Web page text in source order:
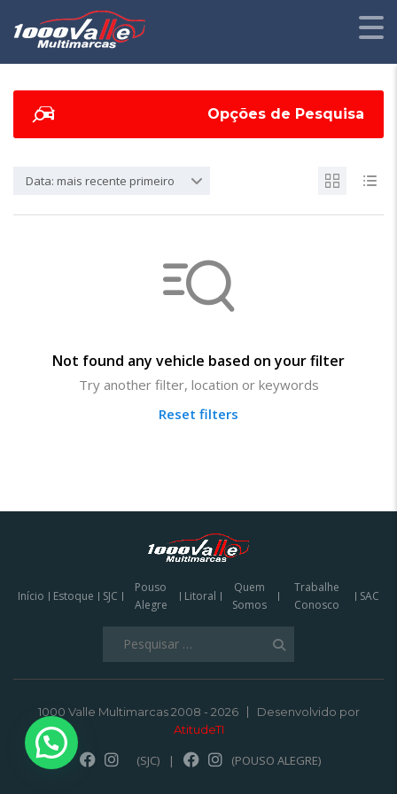
Opções de Pesquisa
Data: mais recente primeiro
Not found any vehicle based on your filter
Try another filter, location or keywords
Reset filters
Início Estoque SJC
Pouso
Alegre
Litoral
Quem
Somos
Trabalhe
Conosco
SAC
1000 Valle Multimarcas 2008 - 2026
Desenvolvido por
AtitudeTI
(SJC) | (POUSO ALEGRE)